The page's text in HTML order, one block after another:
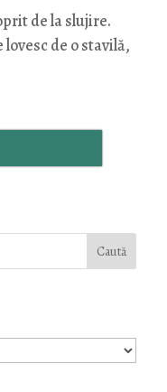
de la slujire.
de o stavilă,